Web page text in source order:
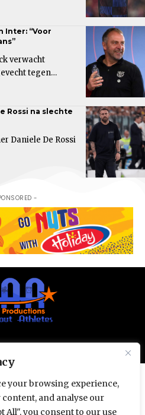
your browsing experience,
and analyse our
you consent to our use
Inter: “Voor
verwacht
tegen…
Rossi na slechte
Daniele De Rossi
-